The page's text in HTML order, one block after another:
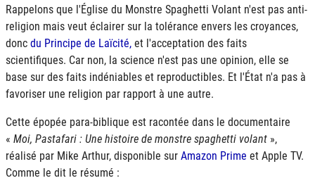
Rappelons que l'Église du Monstre Spaghetti Volant n'est pas anti-
religion mais veut éclairer sur la tolérance envers les croyances,
donc du Principe de Laïcité, et l'acceptation des faits
scientifiques. Car non, la science n'est pas une opinion, elle se
base sur des faits indéniables et reproductibles. Et l'État n'a pas à
favoriser une religion par rapport à une autre.
Cette épopée para-biblique est racontée dans le documentaire
« Moi, Pastafari : Une histoire de monstre spaghetti volant »,
réalisé par Mike Arthur, disponible sur Amazon Prime et Apple TV.
Comme le dit le résumé :